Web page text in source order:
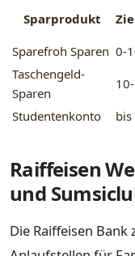
Sparprodukt
Sparefroh Sparen 0-
Taschengeld-
Sparen
Studentenkonto
bis
Raiffeisen
und
Die Raiffeisen